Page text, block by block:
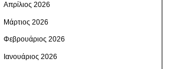
Απρίλιος 2026
Μάρτιος 2026
Φεβρουάριος 2026
Ιανουάριος 2026